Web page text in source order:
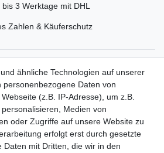
3 Werktage mit DHL
Zahlen & Käuferschutz
ähnliche Technologien auf unserer
Daten von
(z.B. IP-Adresse), um z.B.
Medien von
oder Zugriffe auf unsere Website zu
erfolgt erst durch gesetzte
Daten mit Dritten, die wir in den